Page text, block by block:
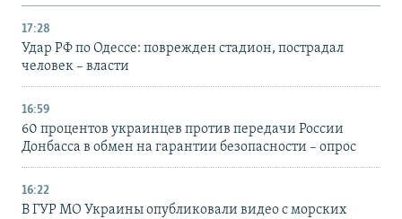
17:28
Удар РФ по Одессе: поврежден стадион, пострадал
человек – власти
16:59
60 процентов украинцев против передачи России
Донбасса в обмен на гарантии безопасности – опрос
16:22
В ГУР МО Украины опубликовали видео с морских